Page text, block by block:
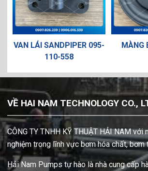
VAN LÁI SANDPIPER 095-
110-558
MÀNG
VỀ HAI NAM TECHNOLOGY CO.,
CÔNG TY TNHH KỸ THUẬT HẢI NAM với
nghiệm trong lĩnh vực bơm hóa chất, bơm
Hải Nam Pumps tự hào là nhà cung cấp